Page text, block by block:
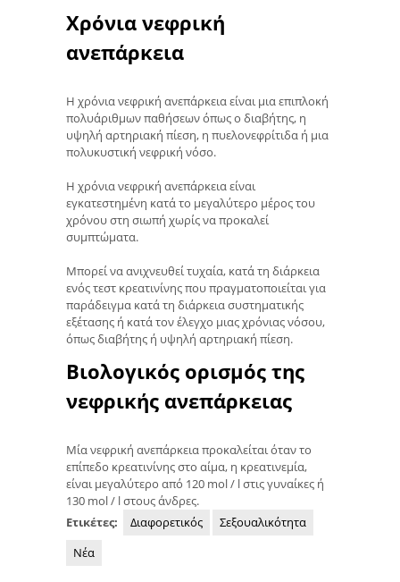
Χρόνια νεφρική
ανεπάρκεια
Η χρόνια νεφρική ανεπάρκεια είναι μια επιπλοκή
πολυάριθμων παθήσεων όπως ο διαβήτης, η
υψηλή αρτηριακή πίεση, η πυελονεφρίτιδα ή μια
πολυκυστική νεφρική νόσο.
Η χρόνια νεφρική ανεπάρκεια είναι
εγκατεστημένη κατά το μεγαλύτερο μέρος του
χρόνου στη σιωπή χωρίς να προκαλεί
συμπτώματα.
Μπορεί να ανιχνευθεί τυχαία, κατά τη διάρκεια
ενός τεστ κρεατινίνης που πραγματοποιείται για
παράδειγμα κατά τη διάρκεια συστηματικής
εξέτασης ή κατά τον έλεγχο μιας χρόνιας νόσου,
όπως διαβήτης ή υψηλή αρτηριακή πίεση.
Βιολογικός ορισμός της
νεφρικής ανεπάρκειας
Μία νεφρική ανεπάρκεια προκαλείται όταν το
επίπεδο κρεατινίνης στο αίμα, η κρεατινεμία,
είναι μεγαλύτερο από 120 mol / l στις γυναίκες ή
130 mol / l στους άνδρες.
Ετικέτες:
Διαφορετικός
Σεξουαλικότητα
Νέα